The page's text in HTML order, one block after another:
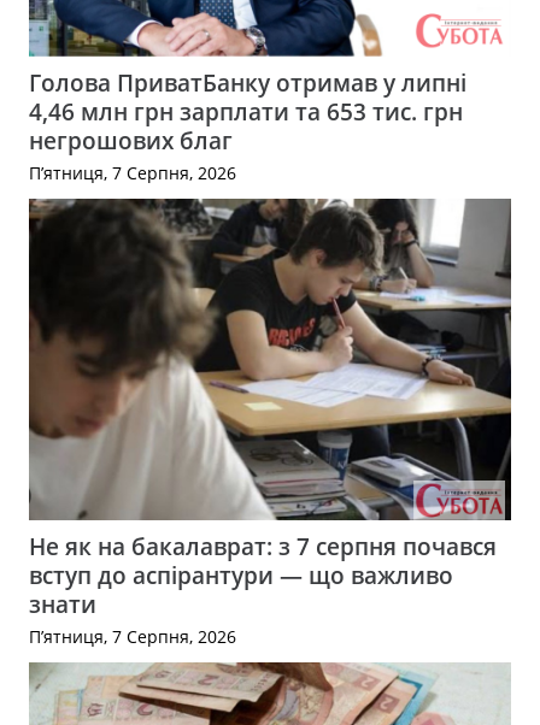
Голова ПриватБанку отримав у липні
4,46 млн грн зарплати та 653 тис. грн
негрошових благ
П’ятниця, 7 Серпня, 2026
Не як на бакалаврат: з 7 серпня почався
вступ до аспірантури — що важливо
знати
П’ятниця, 7 Серпня, 2026